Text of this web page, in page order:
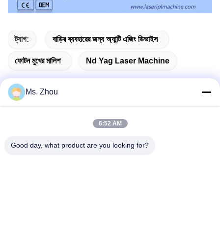
ট্যাগ: বাড়ির ব্যবহারের জন্য অ্যান্টি এজিং ডিভাইস
ফোটন মুখের মালিশ Nd Yag Laser Machine
ঠিকানা
Ms. Zhou
6:52 AM
Good day, what product are you looking for?